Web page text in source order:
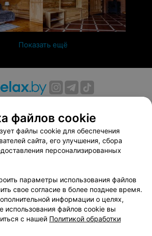
Показать ещё
договор
Способы оплаты
договор по использованию сервиса
«Афиша»
соглашение
по вопросам сотрудничества
руководителю relax.by
настройки cookie
персональных данных
файлов cookie
файлы cookie для обеспечения
сайта, его улучшения, сбора
персонализированных
параметры использования файлов
свое согласие в более позднее время.
информации о целях,
использования файлов cookie вы
с нашей Политикой обработки